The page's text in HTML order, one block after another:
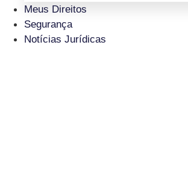
Meus Direitos
Segurança
Notícias Jurídicas